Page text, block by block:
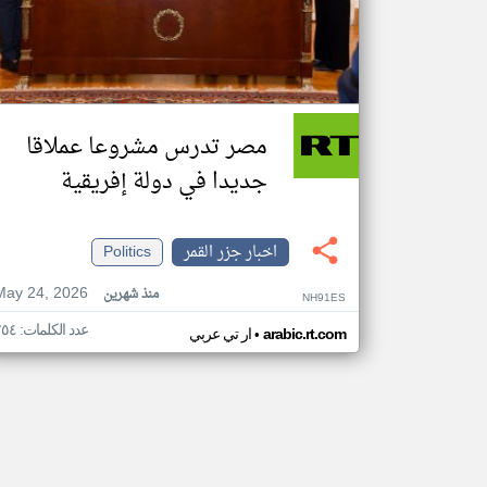
مصر تدرس مشروعا عملاقا
جديدا في دولة إفريقية
اخبار جزر القمر
Politics
24, 2026
منذ شهرين NH91ES
ار تي عربي• arabic.rt.com عدد الكلمات: ٢٥٤